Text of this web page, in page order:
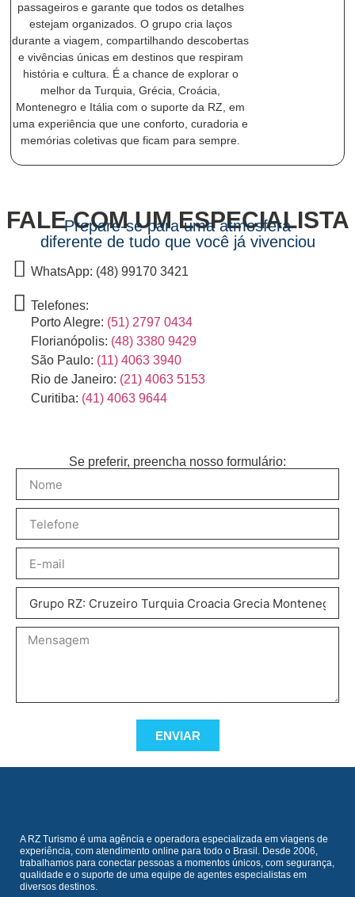
passageiros e garante que todos os detalhes
estejam organizados. O grupo cria laços
durante a viagem, compartilhando descobertas
e vivências únicas em destinos que respiram
história e cultura. É a chance de explorar o
melhor da Turquia, Grécia, Croácia,
Montenegro e Itália com o suporte da RZ, em
uma experiência que une conforto, curadoria e
memórias coletivas que ficam para sempre.
FALE COM UM ESPECIALISTA
Prepare-se para uma atmosfera
diferente de tudo que você já vivenciou
WhatsApp: (48) 99170 3421
Telefones:
Porto Alegre: (51) 2797 0434
Florianópolis: (48) 3380 9429
São Paulo: (11) 4063 3940
Rio de Janeiro: (21) 4063 5153
Curitiba: (41) 4063 9644
Se preferir, preencha nosso formulário:
ENVIAR
A RZ Turismo é uma agência e operadora especializada em viagens de
experiência, com atendimento online para todo o Brasil. Desde 2006,
trabalhamos para conectar pessoas a momentos únicos, com segurança,
qualidade e o suporte de uma equipe de agentes especialistas em
diversos destinos.